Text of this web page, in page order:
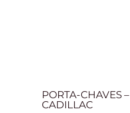
PORTA-CHAVES –
CADILLAC